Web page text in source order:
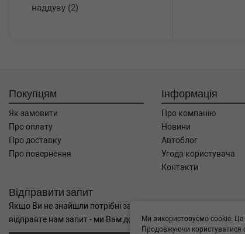
наддуву (2)
Покупцям
Як замовити
Про оплату
Про доставку
Про повернення
Інформація
Про компанію
Новини
Автоблог
Угода користувача
Контакти
Відправити запит
Якщо Ви не знайшли потрібні запчастини, або Вам потрібна
відправте нам запит - ми Вам допоможемоМи використовуємо cookie. Це
Продовжуючи користуватися